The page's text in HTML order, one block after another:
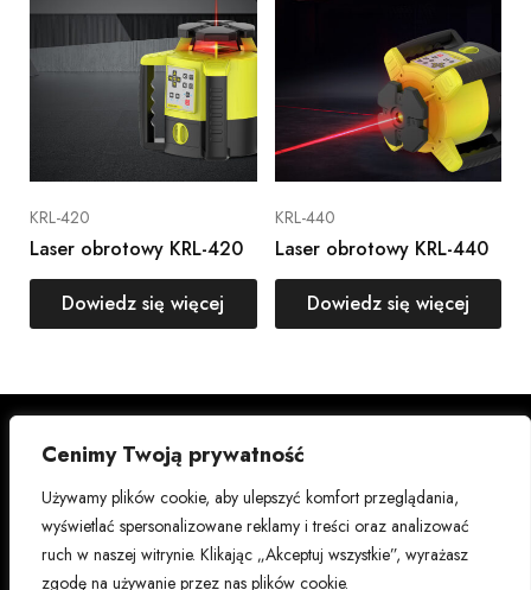
Cenimy Twoją prywatność
Używamy plików cookie, aby ulepszyć komfort przeglądania,
wyświetlać spersonalizowane reklamy i treści oraz analizować
ruch w naszej witrynie. Klikając „Akceptuj wszystkie”, wyrażasz
zgodę na używanie przez nas plików cookie.
KRL-420
Laser obrotowy KRL-420
Dowiedz się więcej
KRL-440
Laser obrotowy KRL-440
Dowiedz się więcej
Polityka prywatności
Warunki korzystania z
usługi
Skontaktuj się z nami
Produkty
prawa autorskie © 2026 k-level -
Świerg
ot
Pintere
st